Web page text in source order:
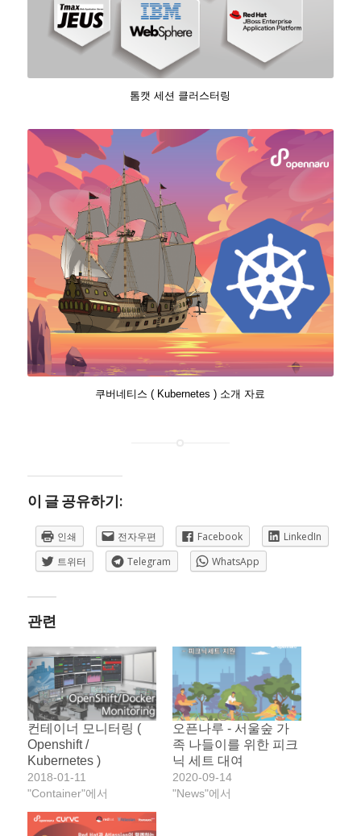
톰캣 세션 클러스터링
쿠버네티스 ( Kubernetes ) 소개 자료
이 글 공유하기:
인쇄 전자우편 Facebook
LinkedIn
트위터
Telegram WhatsApp
관련
컨테이너 모니터링 (
Openshift /
Kubernetes )
2018-01-11
"Container"에서
오픈나루 - 서울숲 가
족 나들이를 위한 피크
닉 세트 대여
2020-09-14
"News"에서